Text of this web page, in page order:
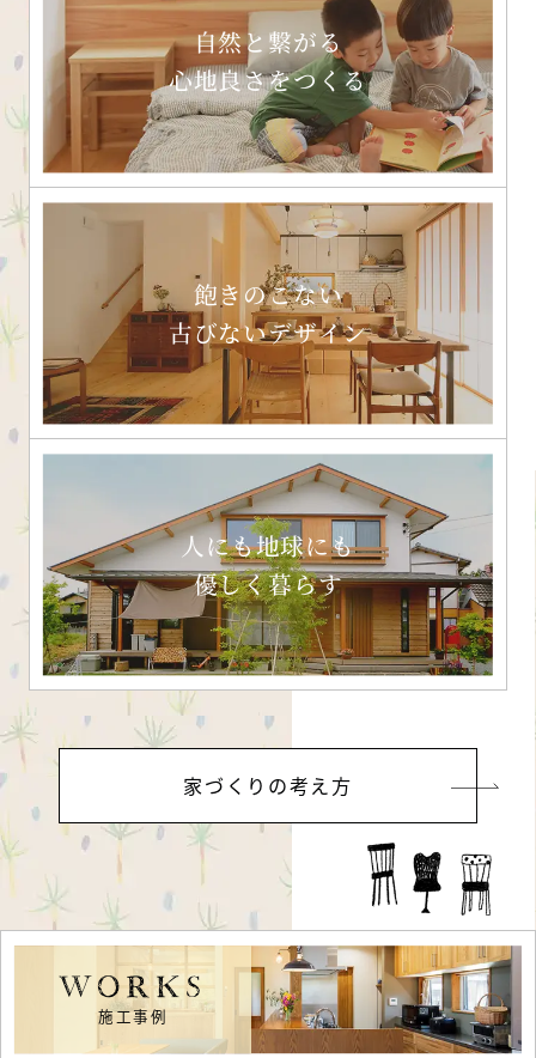
自然と繋がる
心地良さをつくる
飽きのこない
古びないデザイン
人にも地球にも
優しく暮らす
家づくりの考え方
WORKS
施工事例